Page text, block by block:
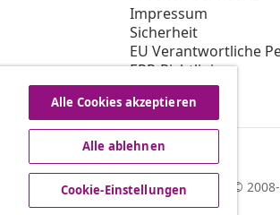
Impressum
Sicherheit
EU Verantwortliche
EPR-Richtlinie
Barrierefreiheit
©
Alle Cookies akzeptieren
Alle ablehnen
Cookie-Einstellungen